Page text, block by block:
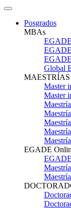
Posgrados
MBAs
Global
MAESTRÍAS
Master
Master
EGADE